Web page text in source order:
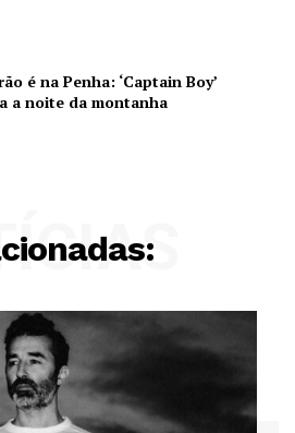
é na Penha: ‘Captain Boy’
a noite da montanha